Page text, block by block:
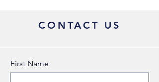
CONTACT US
First Name